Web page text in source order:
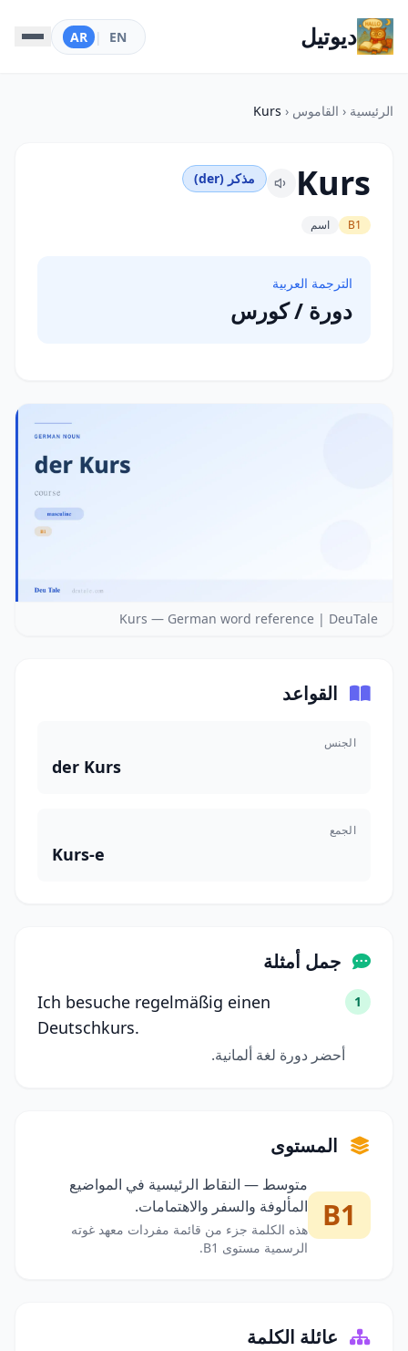
ديوتيل EN
|
AR
الرئيسية ‹ القاموس ‹
Kurs
Kurs مذكر (der)
B1 اسم
الترجمة العربية
دورة / كورس
Kurs — German word reference | DeuTale
القواعد
الجنس
der Kurs
الجمع
Kurs-e
جمل أمثلة
1
Ich besuche regelmäßig einen
Deutschkurs.
أحضر دورة لغة ألمانية.
المستوى
B1
متوسط — النقاط الرئيسية في المواضيع
المألوفة والسفر والاهتمامات.
هذه الكلمة جزء من قائمة مفردات معهد غوته
الرسمية مستوى B1.
عائلة الكلمة